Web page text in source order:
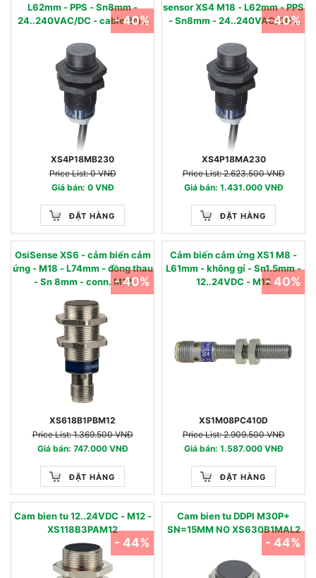
L62mm - PPS - Sn8mm -
24..240VAC/DC - cable 2m -
XS4P18MB230
XS4P18MB230
Price List: 0 VNĐ
Giá bán: 0 VNĐ
ĐẶT HÀNG
- 40%
sensor XS4 M18 - L62mm - PPS
- Sn8mm - 24..240VAC/DC -
XS4P18MA230
Price List: 2.623.500 VNĐ
Giá bán: 1.431.000 VNĐ
ĐẶT HÀNG
- 40%
OsiSense XS6 - cảm biến cảm
ứng - M18 - L74mm - đồng thau
- Sn 8mm - conn. M12
XS618B1PBM12
Price List: 1.369.500 VNĐ
Giá bán: 747.000 VNĐ
ĐẶT HÀNG
- 40%
Cảm biến cảm ứng XS1 M8 -
L61mm - không gỉ - Sn1.5mm -
12..24VDC - M12
XS1M08PC410D
Price List: 2.909.500 VNĐ
Giá bán: 1.587.000 VNĐ
ĐẶT HÀNG
- 40%
Cam bien tu 12..24VDC - M12 -
XS118B3PAM12
- 44%
Cam bien tu DDPI M30P+
SN=15MM NO XS630B1MAL2
- 44%